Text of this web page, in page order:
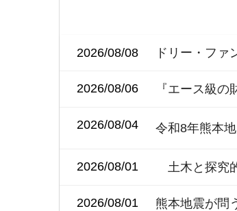
2026/08/08 ドリー・ファ
2026/08/06 『エース級
2026/08/04 令和8年熊本
2026/08/01 土木と探究
2026/08/01 熊本地震が問